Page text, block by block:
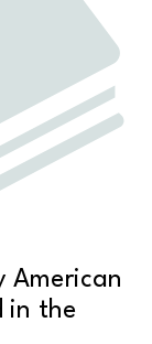
American
in the